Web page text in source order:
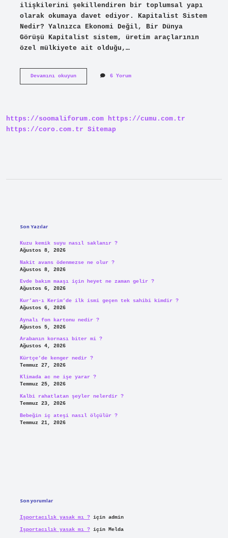
ilişkilerini şekillendiren bir toplumsal yapı
olarak okumaya davet ediyor. Kapitalist Sistem
Nedir? Yalnızca Ekonomi Değil, Bir Dünya
Görüşü Kapitalist sistem, üretim araçlarının
özel mülkiyete ait olduğu,…
Devamını okuyunKapitalist
6 Yorum
https://soomaliforum.com https://cumu.com.tr
https://coro.com.tr Sitemap
Son Yazılar
Kuzu kemik suyu nasıl saklanır ?
Ağustos 8, 2026
Nakit avans ödenmezse ne olur ?
Ağustos 8, 2026
Evde bakım maaşı için heyet ne zaman gelir ?
Ağustos 6, 2026
Kur’an-ı Kerim’de ilk ismi geçen tek sahibi kimdir ?
Ağustos 6, 2026
Aynalı fon kartonu nedir ?
Ağustos 5, 2026
Arabanın kornası biter mi ?
Ağustos 4, 2026
Kürtçe’de kenger nedir ?
Temmuz 27, 2026
Klimada ac ne işe yarar ?
Temmuz 25, 2026
Kalbi rahatlatan şeyler nelerdir ?
Temmuz 23, 2026
Bebeğin iç ateşi nasıl ölçülür ?
Temmuz 21, 2026
Son yorumlar
Işportacılık yasak mı ?için admin
Işportacılık yasak mı ?için Melda